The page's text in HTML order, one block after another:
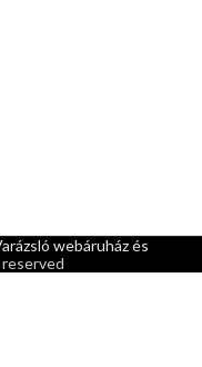
webáruház és